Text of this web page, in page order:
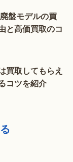
盤モデルの買
と高価買取のコ
買取してもらえ
コツを紹介